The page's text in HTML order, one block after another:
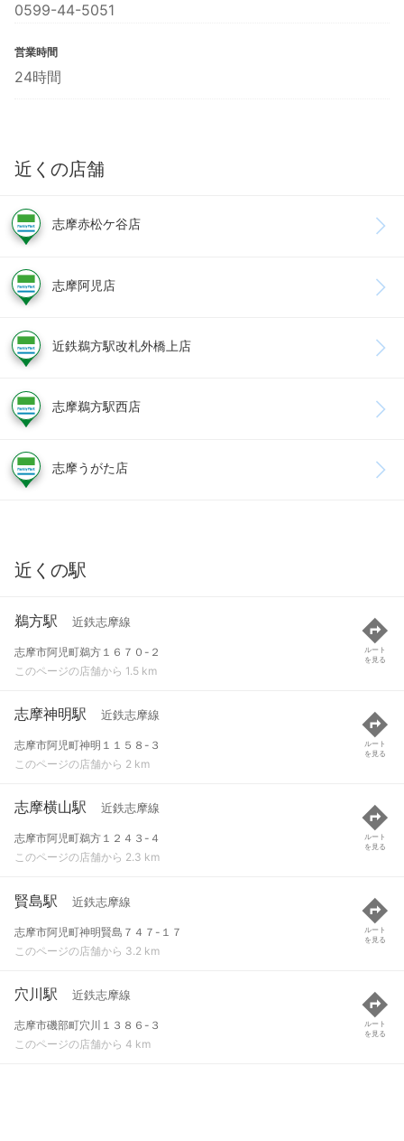
0599-44-5051
営業時間
24時間
近くの店舗
志摩赤松ケ谷店
志摩阿児店
近鉄鵜方駅改札外橋上店
志摩鵜方駅西店
志摩うがた店
近くの駅
鵜方駅 近鉄志摩線
志摩市阿児町鵜方１６７０-２
このページの店舗から 1.5 km
ルート
を見る
志摩神明駅 近鉄志摩線
志摩市阿児町神明１１５８-３
このページの店舗から 2 km
ルート
を見る
志摩横山駅 近鉄志摩線
志摩市阿児町鵜方１２４３-４
このページの店舗から 2.3 km
ルート
を見る
賢島駅 近鉄志摩線
志摩市阿児町神明賢島７４７-１７
このページの店舗から 3.2 km
ルート
を見る
穴川駅 近鉄志摩線
志摩市磯部町穴川１３８６-３
このページの店舗から 4 km
ルート
を見る